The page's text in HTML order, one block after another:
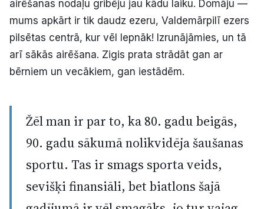
airēšanas nodaļu gribēju jau kādu laiku. Domāju —
mums apkārt ir tik daudz ezeru, Valdemārpilī ezers
pilsētas centrā, kur vēl lepnāk! Izrunājāmies, un tā
arī sākās airēšana. Zigis prata strādāt gan ar
bērniem un vecākiem, gan iestādēm.
Žēl man ir par to, ka 80. gadu beigās,
90. gadu sākumā nolikvidēja šaušanas
sportu. Tas ir smags sporta veids,
sevišķi finansiāli, bet biatlons šajā